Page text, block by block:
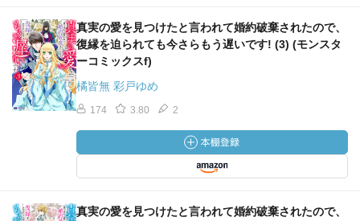
真実の愛を見つけたと言われて婚約破棄されたので、
復縁を迫られても今さらもう遅いです! (3) (モンスタ
ーコミックスf)
橘皆無 彩戸ゆめ
174 3.80 2
真実の愛を見つけたと言われて婚約破棄されたので、